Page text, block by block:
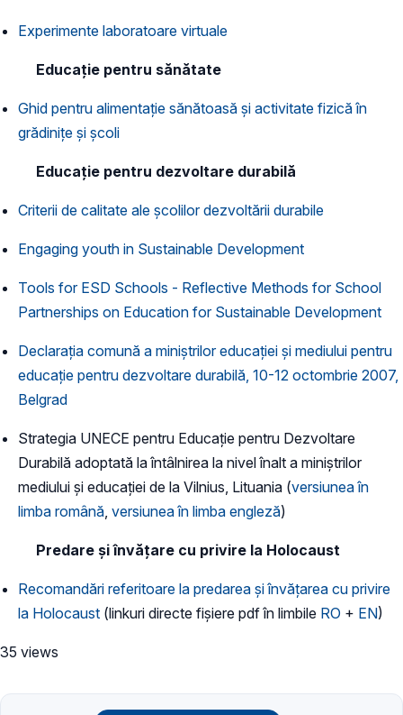
Experimente laboratoare virtuale
Educație pentru sănătate
Ghid pentru alimentație sănătoasă și activitate fizică în
grădinițe și școli
Educație pentru dezvoltare durabilă
Criterii de calitate ale şcolilor dezvoltării durabile
Engaging youth in Sustainable Development
Tools for ESD Schools - Reflective Methods for School
Partnerships on Education for Sustainable Development
Declaraţia comună a miniştrilor educaţiei şi mediului pentru
educaţie pentru dezvoltare durabilă, 10-12 octombrie 2007,
Belgrad
Strategia UNECE pentru Educaţie pentru Dezvoltare
Durabilă adoptată la întâlnirea la nivel înalt a miniştrilor
mediului şi educaţiei de la Vilnius, Lituania (versiunea în
limba română versiunea în limba engleză)
Predare și învățare cu privire la Holocaust
Recomandări referitoare la predarea și învățarea cu privire
la Holocaust (linkuri directe fișiere pdf în limbile RO + EN)
35 views